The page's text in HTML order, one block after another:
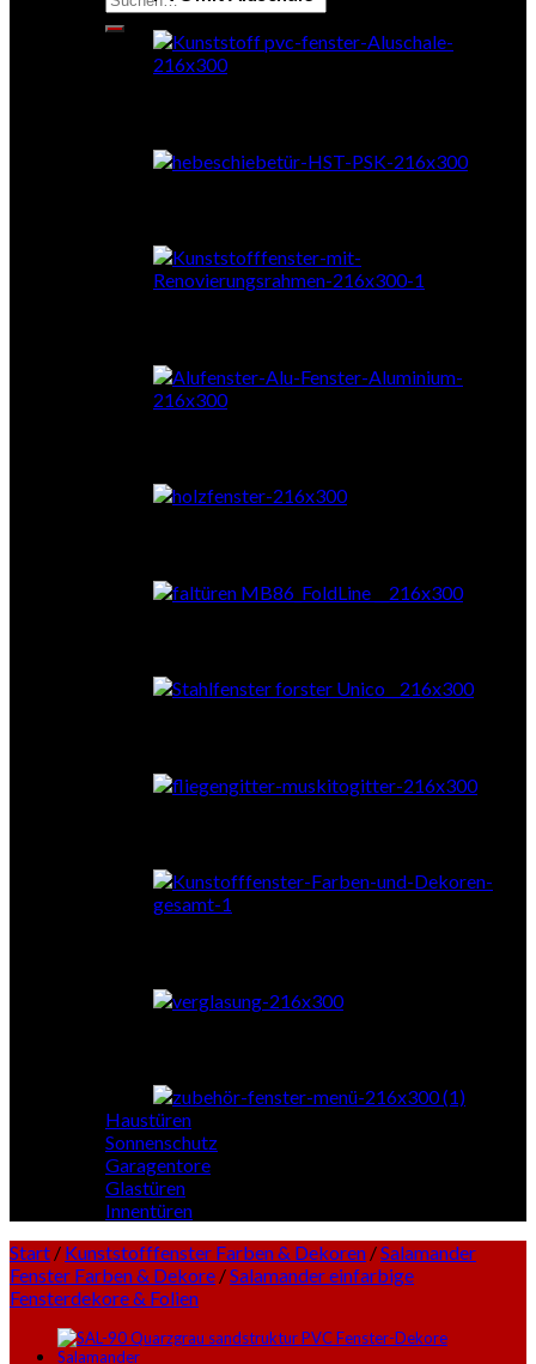
nach:
Haustüren
Sonnenschutz
Garagentore
Glastüren
Innentüren
Start / Kunststofffenster Farben & Dekoren /Salamander
Fenster Farben & Dekore /Salamander einfarbige
Fensterdekore & Folien